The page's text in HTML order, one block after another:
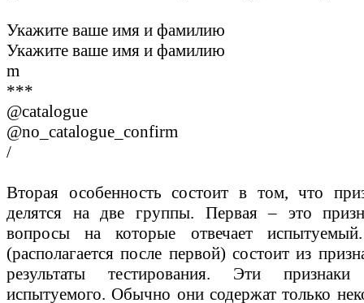
Укажите ваше имя и фамилию
Укажите ваше имя и фамилию
m
***
@catalogue
@no_catalogue_confirm
/
Вторая особенность состоит в том, что
делятся на две группы. Первая – это
вопросы на которые отвечает
(располагается после первой) состоит из
результаты тестирования. Эти
испытуемого. Обычно они содержат только